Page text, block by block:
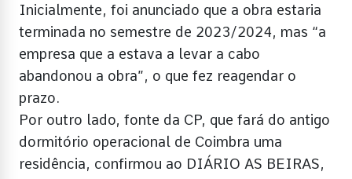
Inicialmente, foi anunciado que a obra estaria
terminada no semestre de 2023/2024, mas “a
empresa que a estava a levar a cabo
abandonou a obra”, o que fez reagendar o
prazo.
Por outro lado, fonte da CP, que fará do antigo
dormitório operacional de Coimbra uma
residência, confirmou ao DIÁRIO AS BEIRAS,